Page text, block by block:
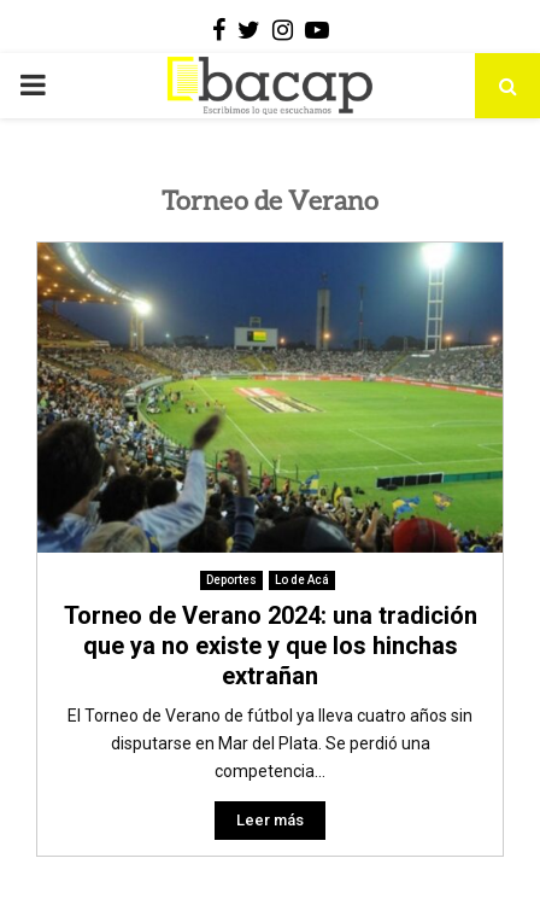
Facebook
Twitter
Instagram
Youtube
PRIMARY
Torneo de Verano
Deportes Lo de Acá
Torneo de Verano 2024: una tradición
que ya no existe y que los hinchas
extrañan
El Torneo de Verano de fútbol ya lleva cuatro años sin
disputarse en Mar del Plata. Se perdió una
competencia...
Leer más